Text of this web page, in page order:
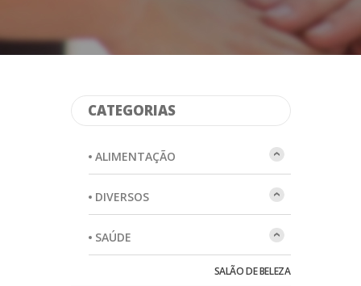
CATEGORIAS
ALIMENTAÇÃO
DIVERSOS
SAÚDE
SALÃO DE BELEZA